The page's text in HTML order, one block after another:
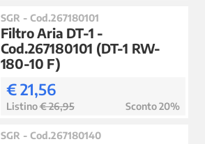
SGR - Cod.267180101
Filtro Aria DT-1 -
Cod.267180101 (DT-1 RW-
180-10 F)
€ 21,56
Listino€ 26,95 Sconto 20%
SGR - Cod.267180140